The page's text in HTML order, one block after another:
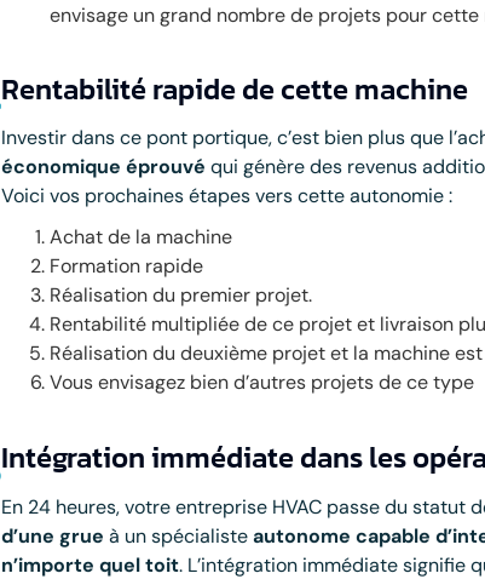
envisage un grand nombre de projets pour cette
Rentabilité rapide de cette machine
Investir dans ce pont portique, c’est bien plus que
économique éprouvé qui génère des revenus
Voici vos prochaines étapes vers cette autonomie :
Achat de la machine
Formation rapide
Réalisation du premier projet.
Rentabilité multipliée de ce projet et livraison
Réalisation du deuxième projet et la machine
Vous envisagez bien d’autres projets de ce type
Intégration immédiate dans les
En 24 heures, votre entreprise HVAC passe du statut
d’une grue à un spécialisteautonome capable
n’importe quel toit. L’intégration immédiate signifie